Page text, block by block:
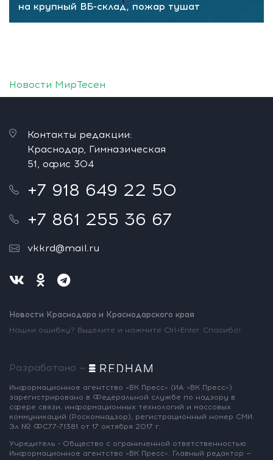
на крупный ВБ-склад, пожар тушат
Новости МирТесен
Контакты редакции:
Краснодар, Гимназическая
51, офис 304
+7 918 649 22 50
+7 861 255 36 67
vkkrd@mail.ru
Новости Краснодара и Краснодарского края
Нашли ошибку? Выделите и нажмите Ctrl+Enter. Спасибо!
Разработано —
Информационное агентство «ВК Пресс» (ИА «ВК Пресс»)
зарегистрировано в Федеральной службе по надзору в
сфере связи, информационных технологий и массовых
коммуникаций (Роскомнадзор), регистрационный номер СМИ:
Эл № ФС77-71381 от 17 октября 2017 г.
Учредитель - Общество с ограниченной ответственностью
Информационное агентство «ВК Пресс». Главный редактор —